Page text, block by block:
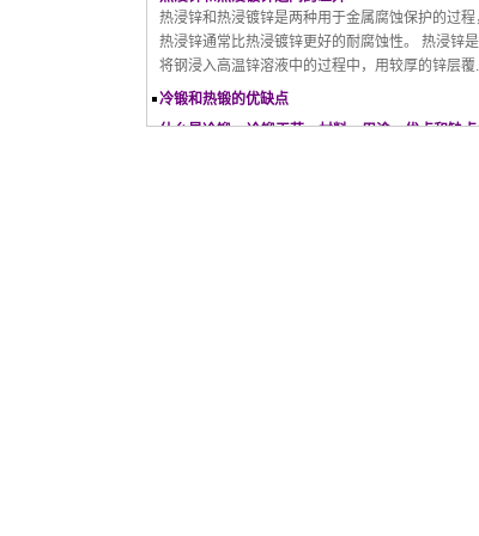
热浸锌通常比热浸镀锌更好的耐腐蚀性。 热浸锌是
将钢浸入高温锌溶液中的过程中，用较厚的锌层覆...
冷锻和热锻的优缺点
什么是冷锻 – 冷锻工艺、材料、用途、优点和缺点
滚丝机是如何工作的